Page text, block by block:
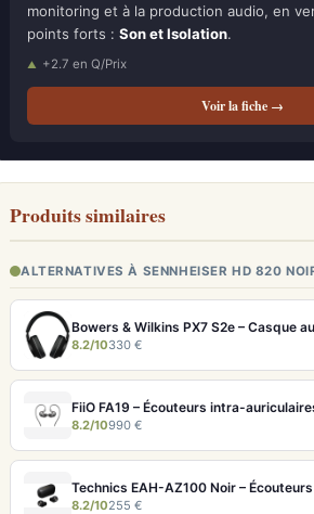
monitoring et à la production audio, en
points forts : Son et Isolation.
+2.7 en Q/Prix
Voir la fiche →
Produits similaires
ALTERNATIVES À SENNHEISER HD 820
8.2/10330 €
8.2/10990 €
8.2/10255 €